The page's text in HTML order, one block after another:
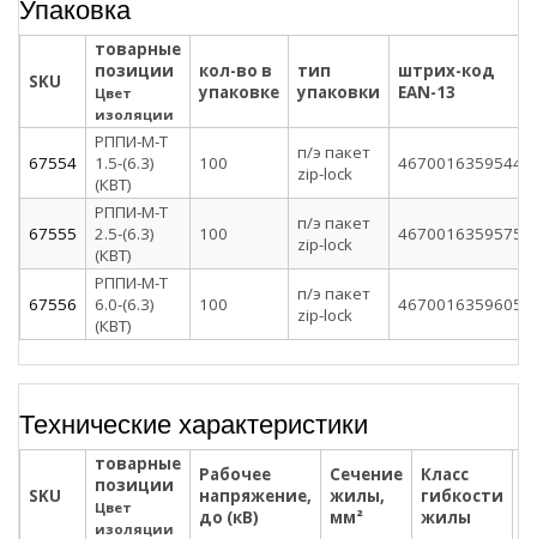
Упаковка
SKU
товарные
позиции
Цвет
изоляции
кол-во в
упаковке
тип
упаковки
штрих-код
EAN-13
67554
РППИ-М-Т
1.5-(6.3)
(КВТ)
100
п/э пакет
zip-lock
4670016359544
67555
РППИ-М-Т
2.5-(6.3)
(КВТ)
100
п/э пакет
zip-lock
4670016359575
67556
РППИ-М-Т
6.0-(6.3)
(КВТ)
100
п/э пакет
zip-lock
4670016359605
Технические характеристики
SKU
товарные
позиции
Цвет
изоляции
Рабочее
напряжение,
до (кВ)
Сечение
жилы,
мм²
Класс
гибкости
жилы